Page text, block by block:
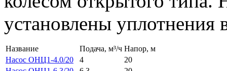
установлены уплотнения
Название Подача, м³/ч Напор, м
Насос ОНЦ1-4.0/20
4
20